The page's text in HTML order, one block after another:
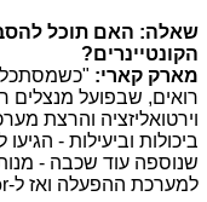
שאלה: האם תוכל
הקונטיינרים?
מארק קארי:
וירטואליזציה והרצת
שנוספה עוד שכבה -
למערכת ההפעלה ואז ל-